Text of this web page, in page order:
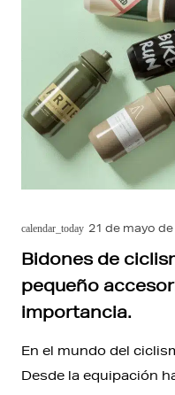
calendar_today 21 de mayo
Bidones de
pequeño
importancia.
En el mundo del
Desde la equipación